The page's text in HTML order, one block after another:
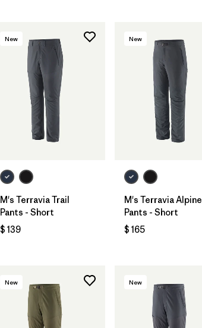
New
M's Terravia Trail
Pants - Short
$ 139
New
M's Terravia Alpine
Pants - Short
$ 165
New New